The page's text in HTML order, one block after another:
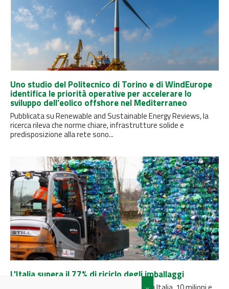
Uno studio del Politecnico di Torino e di WindEurope
identifica le priorità operative per accelerare lo
sviluppo dell’eolico offshore nel Mediterraneo
Pubblicata su Renewable and Sustainable Energy Reviews, la
ricerca rileva che norme chiare, infrastrutture solide e
predisposizione alla rete sono...
L'Italia supera il 77% di riciclo degli imballaggi